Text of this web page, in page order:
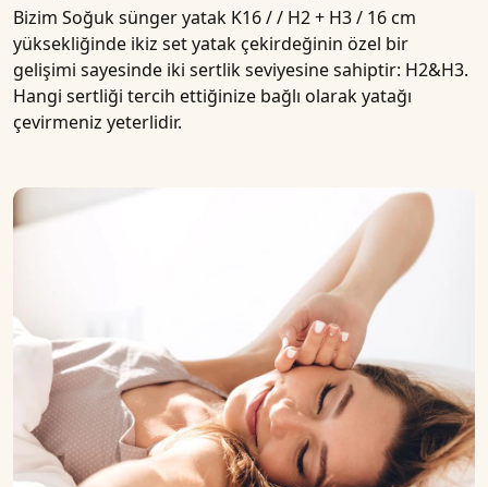
Bizim Soğuk sünger yatak K16 / / H2 + H3 / 16 cm
yüksekliğinde ikiz setyatak çekirdeğinin özel bir
gelişimi sayesinde iki sertlikseviyesinesahiptir: H2&H3.
Hangi sertliği tercih ettiğinize bağlı olarakyatağı
çevirmeniz yeterlidir.